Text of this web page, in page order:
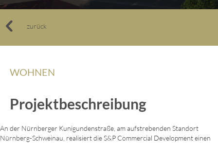
zurück
zurück
WOHNEN
Projektbeschreibung
An der Nürnberger Kunigundenstraße, am aufstrebenden Standort
Nürnberg-Schweinau, realisiert die S&P Commercial Development einen